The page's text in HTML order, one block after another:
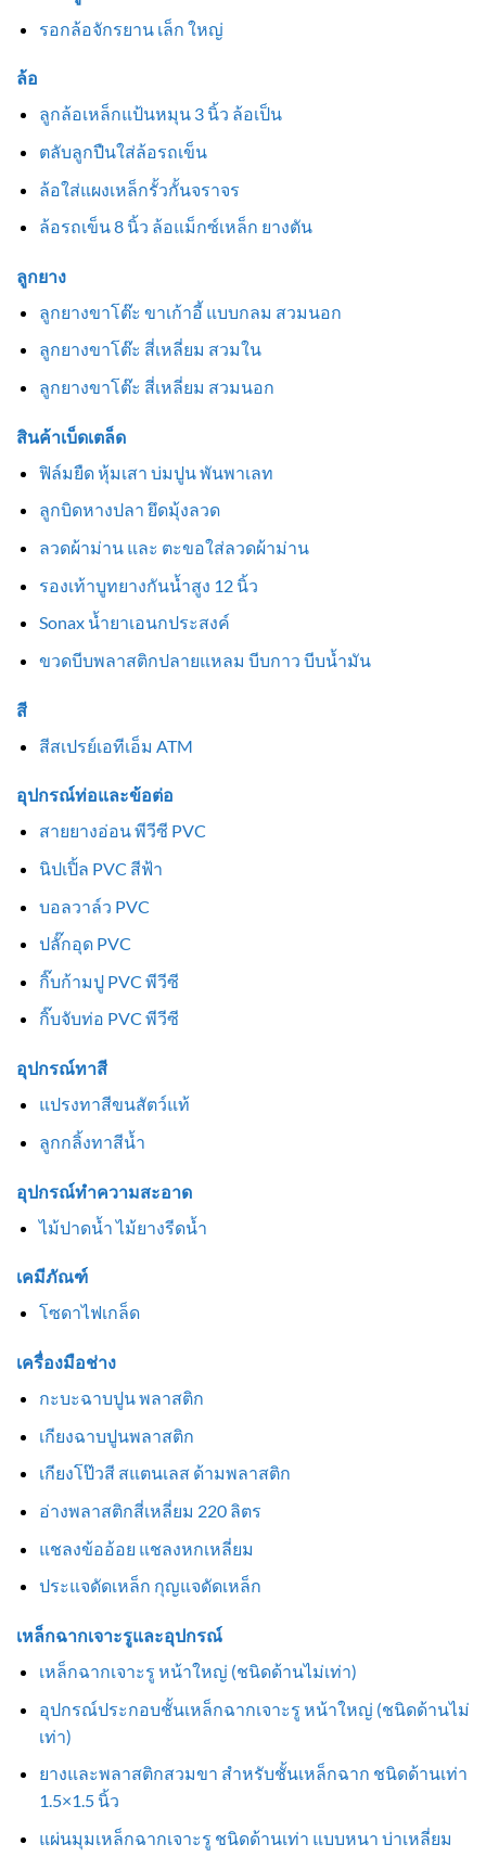
รอกล้อจักรยาน เล็ก ใหญ่
ล้อ
ลูกล้อเหล็กแป้นหมุน 3 นิ้ว ล้อเป็น
ตลับลูกปืนใส่ล้อรถเข็น
ล้อใส่แผงเหล็กรั้วกั้นจราจร
ล้อรถเข็น 8 นิ้ว ล้อแม็กซ์เหล็ก ยางตัน
ลูกยาง
ลูกยางขาโต๊ะ ขาเก้าอี้ แบบกลม สวมนอก
ลูกยางขาโต๊ะ สี่เหลี่ยม สวมใน
ลูกยางขาโต๊ะ สี่เหลี่ยม สวมนอก
สินค้าเบ็ดเตล็ด
ฟิล์มยืด หุ้มเสา บ่มปูน พันพาเลท
ลูกบิดหางปลา ยึดมุ้งลวด
ลวดผ้าม่าน และ ตะขอใส่ลวดผ้าม่าน
รองเท้าบูทยางกันน้ำสูง 12 นิ้ว
Sonax น้ำยาเอนกประสงค์
ขวดบีบพลาสติกปลายแหลม บีบกาว บีบน้ำมัน
สี
สีสเปรย์เอทีเอ็ม ATM
อุปกรณ์ท่อและข้อต่อ
สายยางอ่อน พีวีซี PVC
นิปเปิ้ล PVC สีฟ้า
บอลวาล์ว PVC
ปลั๊กอุด PVC
กิ๊บก้ามปู PVC พีวีซี
กิ๊บจับท่อ PVC พีวีซี
อุปกรณ์ทาสี
แปรงทาสีขนสัตว์แท้
ลูกกลิ้งทาสีน้ำ
อุปกรณ์ทำความสะอาด
ไม้ปาดน้ำ ไม้ยางรีดน้ำ
เคมีภัณฑ์
โซดาไฟเกล็ด
เครื่องมือช่าง
กะบะฉาบปูน พลาสติก
เกียงฉาบปูนพลาสติก
เกียงโป๊วสี สแตนเลส ด้ามพลาสติก
อ่างพลาสติกสี่เหลี่ยม 220 ลิตร
แชลงข้ออ้อย แชลงหกเหลี่ยม
ประแจดัดเหล็ก กุญแจดัดเหล็ก
เหล็กฉากเจาะรูและอุปกรณ์
เหล็กฉากเจาะรู หน้าใหญ่ (ชนิดด้านไม่เท่า)
อุปกรณ์ประกอบชั้นเหล็กฉากเจาะรู หน้าใหญ่ (ชนิดด้านไม่
เท่า)
ยางและพลาสติกสวมขา สำหรับชั้นเหล็กฉาก ชนิดด้านเท่า
1.5×1.5 นิ้ว
แผ่นมุมเหล็กฉากเจาะรู ชนิดด้านเท่า แบบหนา บ่าเหลี่ยม